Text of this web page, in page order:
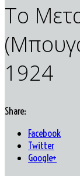
Το
1924
Share:
Facebook
Twitter
Google+